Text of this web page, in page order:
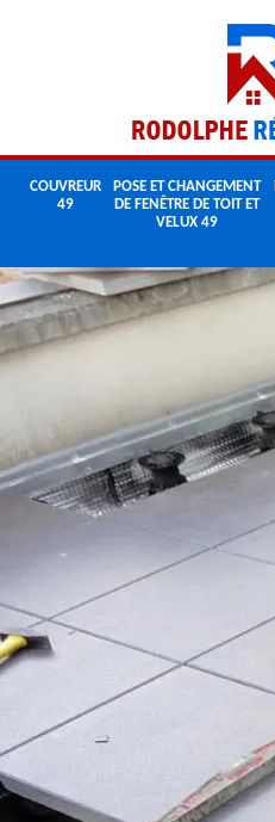
COUVREUR
49
POSE ET CHANGEMENT
DE FENÊTRE DE TOIT ET
VELUX 49